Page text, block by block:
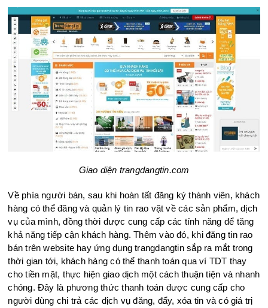
Giao diện trangdangtin.com
Về phía người bán, sau khi hoàn tất đăng ký thành viên, khách
hàng có thể đăng và quản lý tin rao vặt về các sản phẩm, dịch
vụ của mình, đồng thời được cung cấp các tính năng để tăng
khả năng tiếp cận khách hàng. Thêm vào đó, khi đăng tin rao
bán trên website hay ứng dụng trangdangtin sắp ra mắt trong
thời gian tới, khách hàng có thể thanh toán qua ví TDT thay
cho tiền mặt, thực hiện giao dịch một cách thuận tiện và nhanh
chóng. Đây là phương thức thanh toán được cung cấp cho
người dùng chi trả các dịch vụ đăng, đẩy, xóa tin và có giá trị